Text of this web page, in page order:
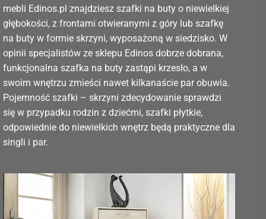
mebli Edinos.pl znajdziesz szafki na buty o niewielkiej
głębokości, z frontami otwieranymi z góry lub szafkę
na buty w formie skrzyni, wyposażoną w siedzisko. W
opinii specjalistów ze sklepu Edinos dobrze dobrana,
funkcjonalna szafka na buty zastąpi krzesło, a w
swoim wnętrzu zmieści nawet kilkanaście par obuwia.
Pojemność szafki – skrzyni zdecydowanie sprawdzi
się w przypadku rodzin z dziećmi, szafki płytkie,
odpowiednie do niewielkich wnętrz będą praktyczne dla
singli i par.